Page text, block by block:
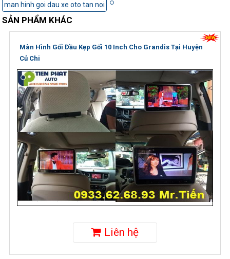
man hinh goi dau xe oto tan noi
SẢN PHẨM KHÁC
Màn Hình Gối Đầu Kẹp Gối 10 Inch Cho Grandis Tại Huyện
Củ Chi
Liên hệ